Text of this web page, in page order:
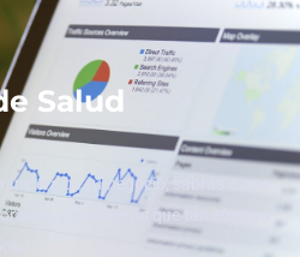
Salud
de tu negocio, sabrás como
y conocerás que tan efectiva